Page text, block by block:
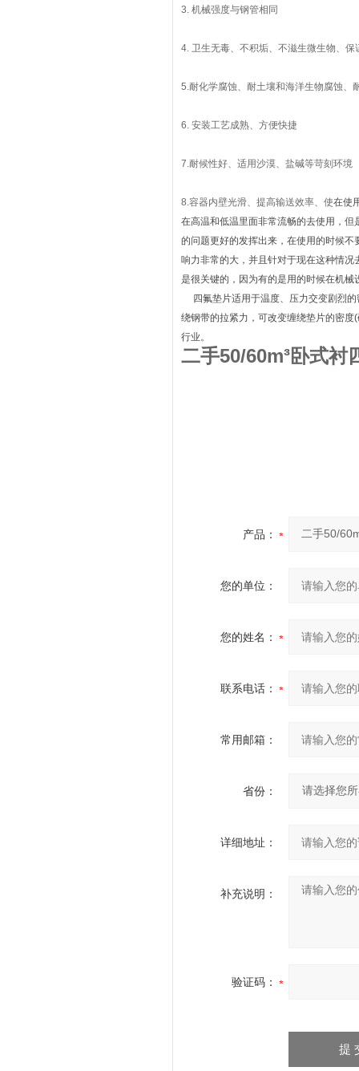
3. 机械强度与钢管相同
4. 卫生无毒、不积垢、不滋生微生物、保
5.耐化学腐蚀、耐土壤和海洋生物腐蚀、
6. 安装工艺成熟、方便快捷
7.耐候性好、适用沙漠、盐碱等苛刻环境
8.容器内壁光滑、提高输送效率、使在使
在高温和低温里面非常流畅的去使用，
的问题更好的发挥出来，在使用的时候
响力非常的大，并且针对于现在这种情
是很关键的，因为有的是用的时候在机
四氟垫片适用于温度、压力交变剧烈
绕钢带的拉紧力，可改变缠绕垫片的密
行业。
二手50/60m³卧式衬
产品：
您的单位：
您的姓名：
联系电话：
常用邮箱：
省份：
详细地址：
补充说明：
验证码：